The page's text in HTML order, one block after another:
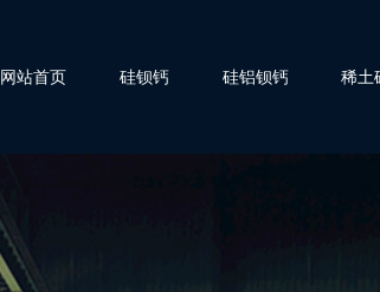
网站首页 硅钡钙 硅铝钡钙 稀土
{/nest:protypelist}